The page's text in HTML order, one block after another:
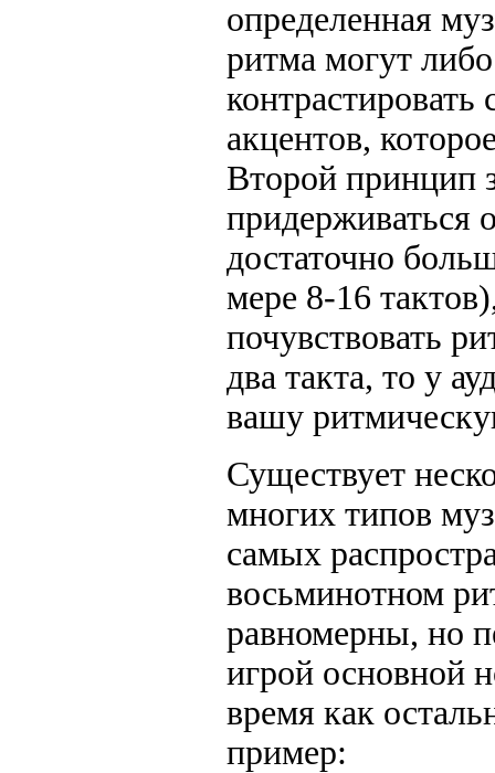
определенная
ритма могут
контрастировать
акцентов,
Второй принцип
придерживаться
достаточно
мере 8-16
почувствовать
два такта, то у
вашу
Существует
многих типов
самых
восьминотном
равномерны, но
игрой основной
время как
пример: